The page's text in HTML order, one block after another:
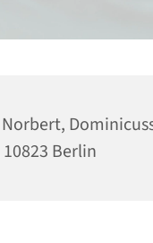
10823 Berlin